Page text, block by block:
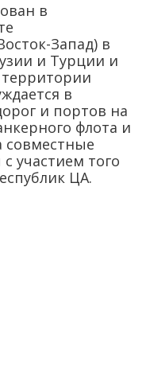
в
Запад) в
и Турции и
в
и портов на
флота и
совместные
участием того
ЦА.